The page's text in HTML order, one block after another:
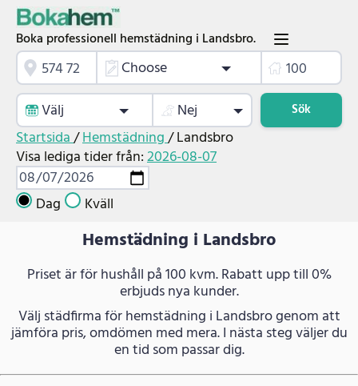
Boka professionell hemstädning i Landsbro.
Choose
Välj
Nej Sök
Startsida/Hemstädning/Landsbro
Visa lediga tider från:2026-08-07
Dag Kväll
Hemstädning i Landsbro
Priset är för hushåll på 100 kvm. Rabatt upp till 0%
erbjuds nya kunder.
Välj städfirma för hemstädning i Landsbro genom att
jämföra pris, omdömen med mera. I nästa steg väljer du
en tid som passar dig.